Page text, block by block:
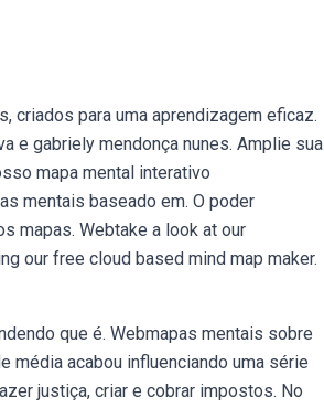
criados para uma aprendizagem eficaz.
e gabriely mendonça nunes. Amplie sua
mapa mental interativo
mentais baseado em. O poder
mapas. Webtake a look at our
our free cloud based mind map maker.
que é. Webmapas mentais sobre
média acabou influenciando uma série
justiça, criar e cobrar impostos. No